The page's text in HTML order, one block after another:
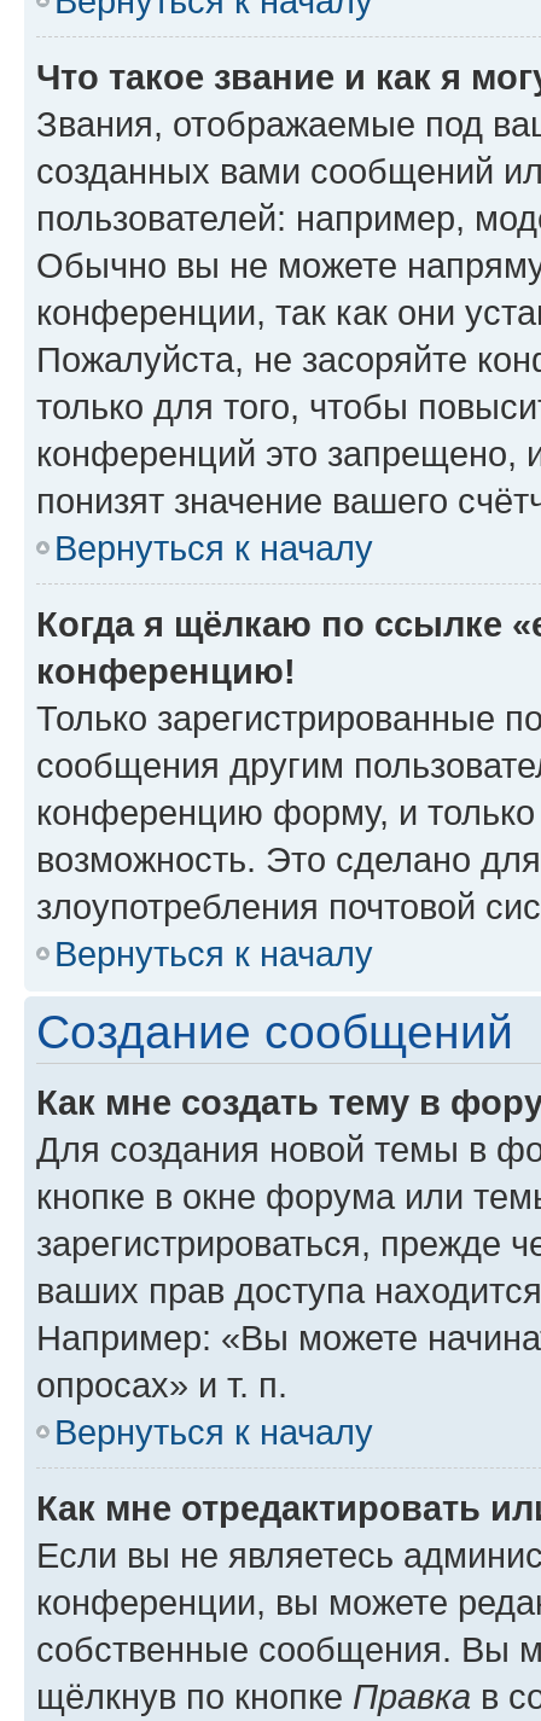
Что такое звание и как я
Звания, отображаемые под
созданных вами сообщений
пользователей: например,
Обычно вы не можете
конференции, так как они
Пожалуйста, не засоряйте
только для того, чтобы
конференций это запрещено,
понизят значение вашего
Вернуться к началу
Когда я щёлкаю по ссылке
конференцию!
Только зарегистрированные
сообщения другим
конференцию форму, и
возможность. Это сделано
злоупотребления почтовой
Вернуться к началу
Создание сообщений
Как мне создать тему в
Для создания новой темы в
кнопке в окне форума или
зарегистрироваться, прежде
ваших прав доступа
Например: «Вы можете
опросах» и т. п.
Вернуться к началу
Как мне отредактировать
Если вы не являетесь
конференции, вы можете
собственные сообщения. Вы
щёлкнув по кнопке Правка в